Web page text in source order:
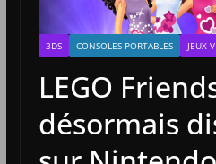
3DS CONSOLES PORTABLES JEUX
LEGO
désormais